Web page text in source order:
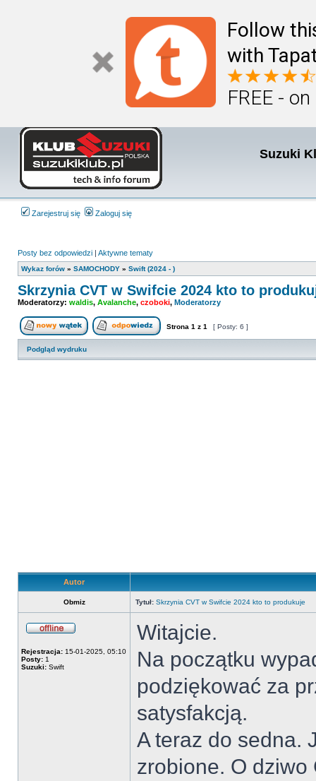
Follow
with
FREE -
Suzuki
Zarejestruj się Zaloguj się
Posty bez odpowiedzi | Aktywne tematy
Wykaz forów » SAMOCHODY » Swift (2024 - )
Skrzynia CVT w Swifcie 2024 kto to
Moderatorzy: waldis, Avalanche, czoboki, Moderatorzy
Nowy temat Odpowiedz w temacie
Strona 1 z 1 [ Posty: 6 ]
Podgląd wydruku
Autor
Obmiz Tytuł: Skrzynia CVT w Swifcie 2024 kto to produkuje
Rejestracja: 15-01-2025, 05:10
Posty: 1
Suzuki: Swift
Witajcie.
Na początku
podziękować za
satysfakcją.
A teraz do sedna.
zrobione. O dziwo